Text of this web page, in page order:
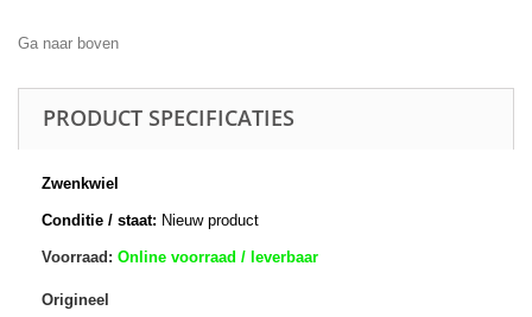
Ga naar boven
PRODUCT SPECIFICATIES
Zwenkwiel
Conditie / staat: Nieuw product
Voorraad: Online voorraad / leverbaar
Origineel